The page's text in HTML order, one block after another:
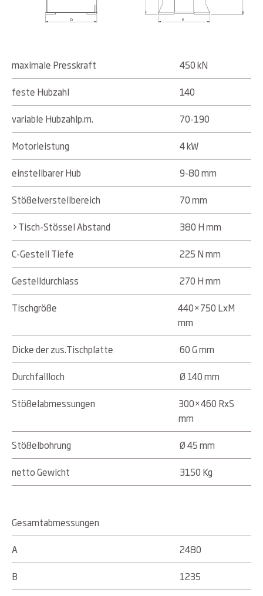
maximale Presskraft
450 kN
feste Hubzahl
140
variable Hubzahlp.m.
70-190
Motorleistung
4 kW
einstellbarer Hub
9-80 mm
Stößelverstellbereich
70 mm
>Tisch-Stössel Abstand
380 H mm
C-Gestell Tiefe
225 N mm
Gestelldurchlass
270 H mm
Tischgröße
440×750 LxM
mm
Dicke der zus.Tischplatte
60 G mm
Durchfallloch
Ø 140 mm
Stößelabmessungen
300×460 RxS
mm
Stößelbohrung
Ø 45 mm
netto Gewicht
3150 Kg
Gesamtabmessungen
A
2480
B
1235